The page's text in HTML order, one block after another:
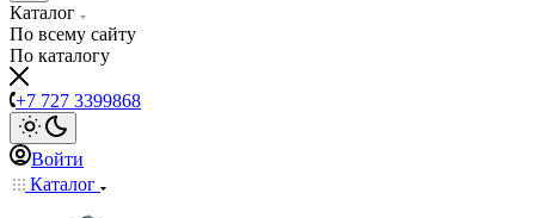
Каталог
По всему сайту
По каталогу
+7 727 3399868
Войти
Каталог